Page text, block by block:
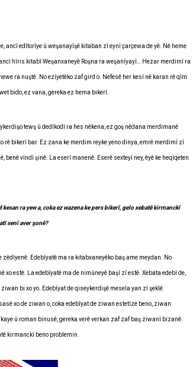
ancî edîtorîye û weşanayîşê kitaban zî eynî çarçewa de yê. Nê heme
hîris kitabî Weşanxaneyê Roşna ra weşanîyayî… Hezar merdimî ra
ra nuştê. No ezîyetêko zaf gird o. Nefesê her kesî nê karan rê qîm
bido, ez vana, gereka ez hema bikerî.
tewş û dedîkodî ra hes nêkena, ez goş nêdana merdimanê
rê bikerî bar. Ez zana ke merdim reyke yeno dinya, emrê merdimî zî
vîndî şinê. La eserî manenê. Eserê sexteyî ney, êyê ke heqîqeten
ra yew a, coka ez wazena ke pers bikerî, gelo xebatê kirmanckî
senî aver şonê?
Edebîyatê ma ra kitabxaneyêko baş ame meydan. No
estê. La edebîyatê ma de nimûneyê başî zî estê. Xebata edebî de,
bi xo yo. Edebîyat de qiseykerdişê mesela yan zî şeklê
xo de ziwan o, coka edebîyat de ziwan estetîze beno, ziwan
û roman binusê, gereka verê verkan zaf zaf baş ziwanî bizanê.
kirmanckî beno problemin.